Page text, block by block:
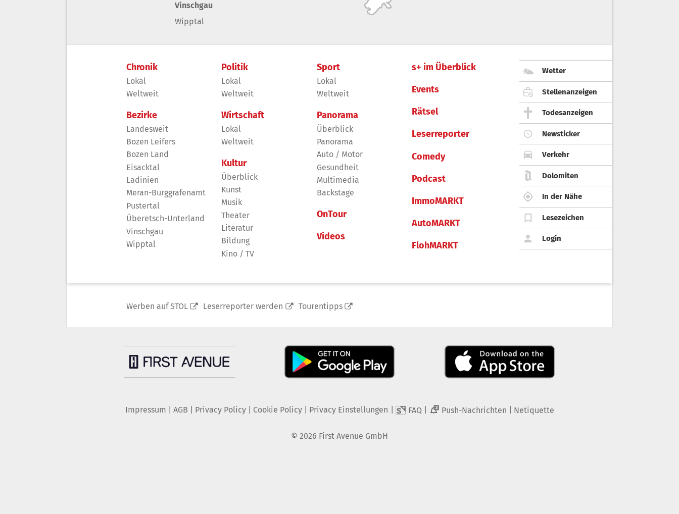
Vinschgau
Wipptal
Chronik
Lokal
Weltweit
Bezirke
Landesweit
Bozen Leifers
Bozen Land
Eisacktal
Ladinien
Meran-Burggrafenamt
Pustertal
Überetsch-Unterland
Vinschgau
Wipptal
Politik
Lokal
Weltweit
Wirtschaft
Lokal
Weltweit
Kultur
Überblick
Kunst
Musik
Theater
Literatur
Bildung
Kino / TV
Sport
Lokal
Weltweit
Panorama
Überblick
Panorama
Auto / Motor
Gesundheit
Multimedia
Backstage
OnTour
Videos
s+ im Überblick
Events
Rätsel
Leserreporter
Comedy
Podcast
ImmoMARKT
AutoMARKT
FlohMARKT
Wetter
Stellenanzeigen
Todesanzeigen
Newsticker
Verkehr
Dolomiten
In der Nähe
Lesezeichen
Login
Werben auf STOL Leserreporter werden Tourentipps
Impressum AGB Privacy Policy| Cookie Policy| Privacy Einstellungen FAQ 2 Push-Nachrichten Netiquette
© 2026 First Avenue GmbH